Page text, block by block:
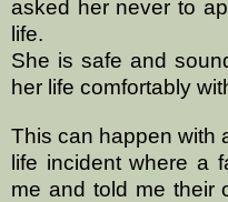
asked her never to
life.
She is safe and
her life comfortably
This can happen with
life incident where a
me and told me their